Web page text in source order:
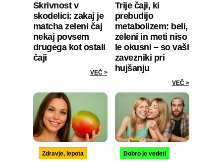
Skrivnost v
skodelici: zakaj je
matcha zeleni čaj
nekaj povsem
drugega kot ostali
čaji
VEČ >
Trije čaji, ki
prebudijo
metabolizem: beli,
zeleni in meti niso
le okusni – so vaši
zavezniki pri
hujšanju
VEČ >
Zdravje, lepota Dobro je vedeti